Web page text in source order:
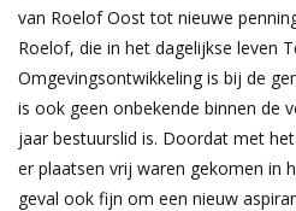
van Roelof Oost tot nieuwe
Roelof, die in het dagelijkse leven
Omgevingsontwikkeling is bij de
is ook geen onbekende binnen de
jaar bestuurslid is. Doordat met
er plaatsen vrij waren gekomen in
geval ook fijn om een nieuw